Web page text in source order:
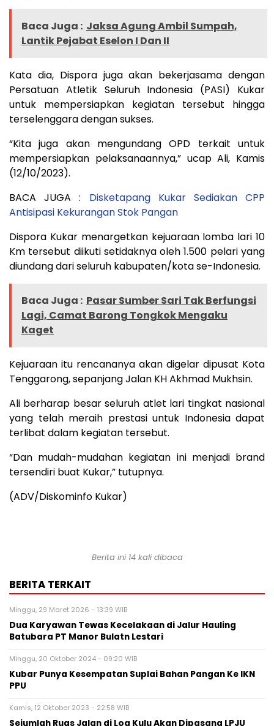
Baca Juga : Jaksa Agung Ambil Sumpah,
Lantik Pejabat Eselon I Dan II
Kata dia, Dispora juga akan bekerjasama dengan
Persatuan Atletik Seluruh Indonesia (PASI) Kukar
untuk mempersiapkan kegiatan tersebut hingga
terselenggara dengan sukses.
“Kita juga akan mengundang OPD terkait untuk
mempersiapkan pelaksanaannya,” ucap Ali, Kamis
(12/10/2023).
BACA JUGA : Disketapang Kukar Sediakan CPP
Antisipasi Kekurangan Stok Pangan
Dispora Kukar menargetkan kejuaraan lomba lari 10
Km tersebut diikuti setidaknya oleh 1.500 pelari yang
diundang dari seluruh kabupaten/kota se-Indonesia.
Baca Juga : Pasar Sumber Sari Tak Berfungsi
Lagi, Camat Barong Tongkok Mengaku
Kaget
Kejuaraan itu rencananya akan digelar dipusat Kota
Tenggarong, sepanjang Jalan KH Akhmad Mukhsin.
Ali berharap besar seluruh atlet lari tingkat nasional
yang telah meraih prestasi untuk Indonesia dapat
terlibat dalam kegiatan tersebut.
“Dan mudah-mudahan kegiatan ini menjadi brand
tersendiri buat Kukar,” tutupnya.
(ADV/Diskominfo Kukar)
Berita ini 14 kali dibaca
BERITA TERKAIT
Minggu, 29 Maret 2026 - 13:39 WIB
Dua Karyawan Tewas Kecelakaan di Jalur Hauling
Batubara PT Manor Bulatn Lestari
Minggu, 20 Oktober 2024 - 09:20 WIB
Kubar Punya Kesempatan Suplai Bahan Pangan Ke IKN
PPU
Kamis, 12 Oktober 2023 - 22:58 WIB
Sejumlah Ruas Jalan di Loa Kulu Akan Dipasang LPJU